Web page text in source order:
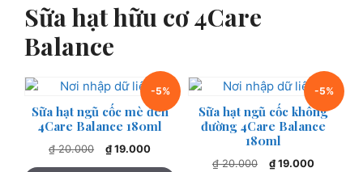
Sữa hạt hữu cơ 4Care
Balance
-5%
Sữa hạt ngũ cốc mè đen
4Care Balance 180ml
₫20.000
Giá
₫ 19.000Giá
-5%
Sữa hạt ngũ cốc không
đường 4Care Balance
180ml
₫20.000
Giá
₫19.000Giá